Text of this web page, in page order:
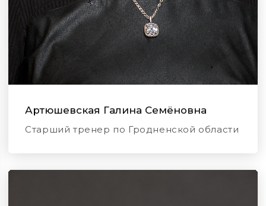
Артюшевская Галина Семёновна
Старший тренер по Гродненской области